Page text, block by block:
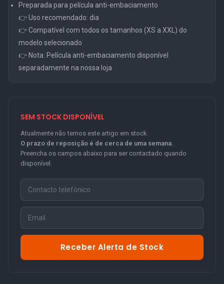
Preparada para película anti-embaciamento
👉 Uso recomendado: dia
👉 Compatível com todos os tamanhos (XS a XXL) do
modelo selecionado
👉 Nota: Película anti-embaciamento disponível
separadamente na nossa loja
SEM STOCK DISPONÍVEL
Atualmente não temos este artigo em stock.
O prazo de reposição é de cerca de uma semana.
Preencha os campos abaixo para ser contactado quando
disponível.
Receber Alerta de Stock